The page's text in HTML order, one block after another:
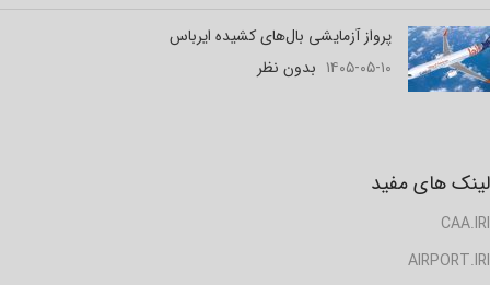
پرواز آزمایشی بال‌های کشیده ایرباس
۱۴۰۵-۰۵-۱۰ بدون نظر
لینک های مفید
CAA.IRI
AIRPORT.IRI